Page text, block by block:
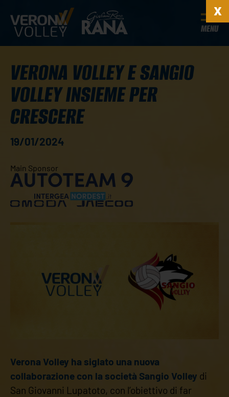
MENU
VERONA VOLLEY E SANGIO
VOLLEY INSIEME PER
CRESCERE
19/01/2024
Main Sponsor
Verona Volley ha siglato una nuova
collaborazione con la società Sangio Volley di
San Giovanni Lupatoto, con l’obiettivo di far